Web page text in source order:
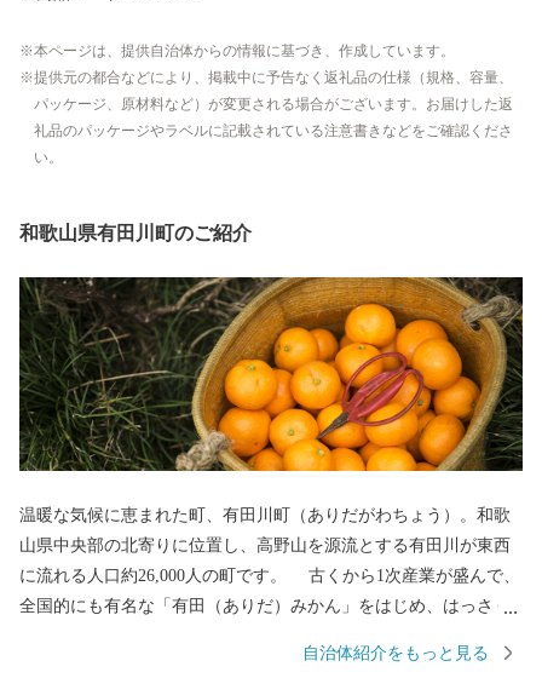
本ページは、提供自治体からの情報に基づき、作成しています。
提供元の都合などにより、掲載中に予告なく返礼品の仕様（規格、容量、
パッケージ、原材料など）が変更される場合がございます。お届けした返
礼品のパッケージやラベルに記載されている注意書きなどをご確認くださ
い。
和歌山県有田川町のご紹介
温暖な気候に恵まれた町、有田川町（ありだがわちょう）。和歌
山県中央部の北寄りに位置し、高野山を源流とする有田川が東西
に流れる人口約26,000人の町です。 古くから1次産業が盛んで、
全国的にも有名な「有田（ありだ）みかん」をはじめ、はっさく
椒」の栽培が活発に行われるなど、自然に恵まれた町です。また
自治体紹介をもっと見る